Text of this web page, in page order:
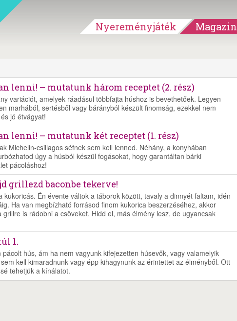
Nyereményjáték Magazin
lenni! – mutatunk három receptet (2. rész)
variációt, amelyek ráadásul többfajta húshoz is bevethetőek. Legyen
marhából, sertésből vagy bárányból készült finomság, ezekkel nem
jó étvágyat!
lenni! – mutatunk két receptet (1. rész)
Michelin-csillagos séfnek sem kell lenned. Néhány, a konyhában
úgy a húsból készül fogásokat, hogy garantáltan bárki
pácoláshoz!
grillezd baconbe tekerve!
Én évente váltok a táborok között, tavaly a dinnyét faltam, idén
Ha van megbízható forrásod finom kukorica beszerzéséhez, akkor
is rádobni a csöveket. Hidd el, más élmény lesz, de ugyancsak
1.
hús, ám ha nem vagyunk kifejezetten húsevők, vagy valamelyik
kell kimaradnunk vagy épp kihagynunk az érintettet az élményből. Ott
tehetjük a kínálatot.